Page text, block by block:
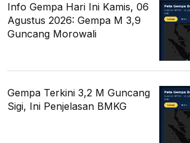
Info Gempa Hari Ini Kamis, 06
Agustus 2026: Gempa M 3,9
Guncang Morowali
Gempa Terkini 3,2 M Guncang
Sigi, Ini Penjelasan BMKG